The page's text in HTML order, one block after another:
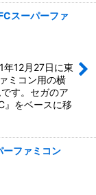
スーパーファ
年12月27日に東
ミコン用の横
す。セガのア
』をベースに移
ファミコン